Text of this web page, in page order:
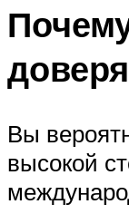
Вы
высокой